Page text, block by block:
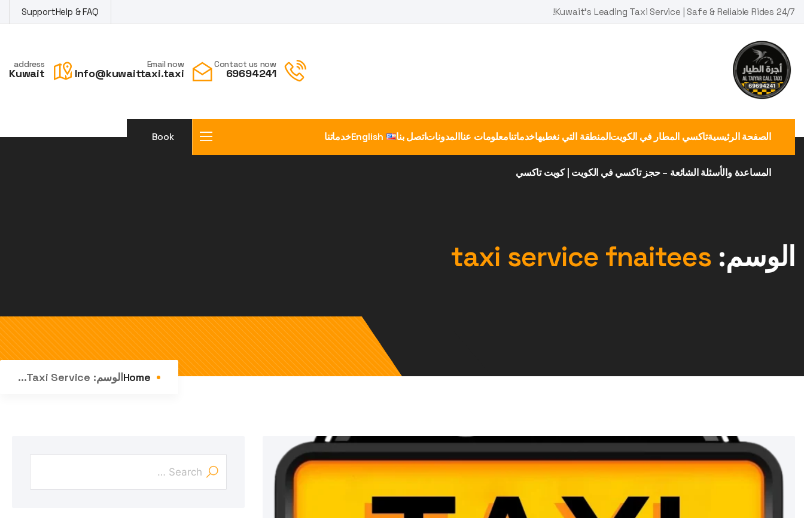
Skip
content
Kuwait's Leading Taxi Service | Safe & Reliable Rides 24/7!
Help & FAQ
Support
Contact us now
69694241
Email now
Info@kuwaittaxi.taxi
address
Kuwait
الصفحة الرئيسيةتاكسي المطار في الكويتالمنطقة التي نغطيهاخدماتنامعلومات عناالمدوناتاتصل بنا Englishخدماتنا
المساعدة والأسئلة الشائعة – حجز تاكسي في الكويت | كويت تاكسي
Book
الوسم: taxi service fnaitees
Homeالوسم: Taxi Service...